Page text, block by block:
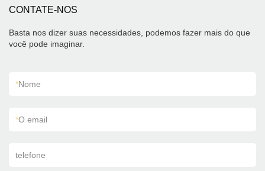
CONTATE-NOS
Basta nos dizer suas necessidades, podemos fazer mais do que
você pode imaginar.
*Nome
*O email
telefone